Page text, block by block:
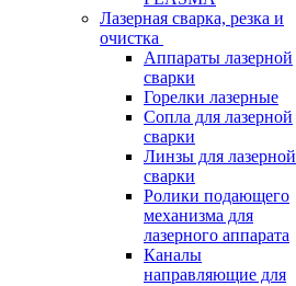
Лазерная сварка, резка и
очистка
Аппараты лазерной
сварки
Горелки лазерные
Сопла для лазерной
сварки
Линзы для лазерной
сварки
Ролики подающего
механизма для
лазерного аппарата
Каналы
направляющие для